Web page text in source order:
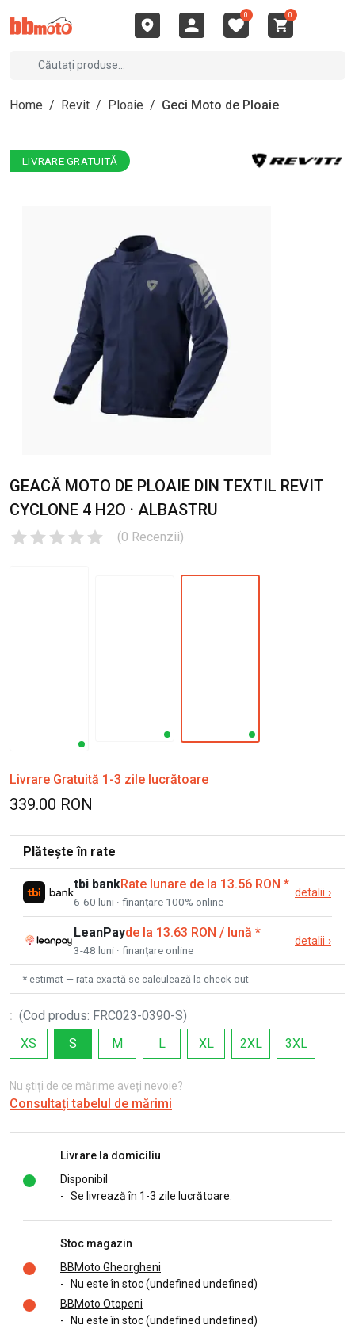
0 0
Home / Revit / Ploaie / Geci Moto de Ploaie
LIVRARE GRATUITĂ
GEACĂ MOTO DE PLOAIE DIN TEXTIL REVIT
CYCLONE 4 H2O · ALBASTRU
(0 Recenzii)
Livrare Gratuită 1-3 zile lucrătoare
339.00 RON
Plătește în rate
tbi bankRate lunare de la 13.56 RON *
6-60 luni · finanțare 100% online
detalii ›
LeanPayde la 13.63 RON / lună *
3-48 luni · finanțare online
detalii ›
* estimat — rata exactă se calculează la check-out
: (Cod produs: FRC023-0390-S)
XS
S M L XL 2XL 3XL
Nu știți de ce mărime aveți nevoie?
Consultați tabelul de mărimi
Livrare la domiciliu
Disponibil
- Se livrează în 1-3 zile lucrătoare.
Stoc magazin
BBMoto Gheorgheni
-
Nu este în stoc (undefined undefined)
BBMoto Otopeni
-
Nu este în stoc (undefined undefined)